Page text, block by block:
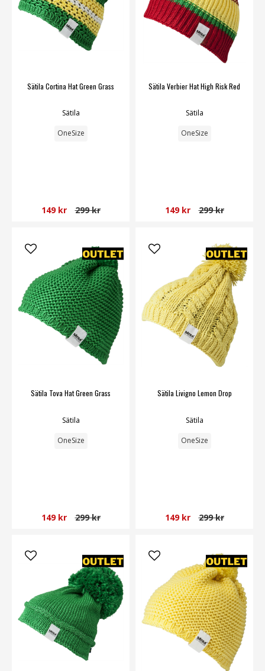
Sätila Cortina Hat Green Grass
Sätila
OneSize
149 kr 299 kr
Sätila Verbier Hat High Risk Red
Sätila
OneSize
149 kr 299 kr
Sätila Tova Hat Green Grass
Sätila
OneSize
149 kr 299 kr
Sätila Livigno Lemon Drop
Sätila
OneSize
149 kr 299 kr